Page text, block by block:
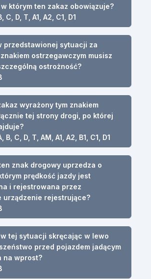
którym ten zakaz obowiązuje?
C, D, T, A1, A2, C1, D1
przedstawionej sytuacji za
ostrzegawczym musisz
ostrożność?
wyrażony tym znakiem
tej strony drogi, po której
C, D, T, AM, A1, A2, B1, C1, D1
znak drogowy uprzedza o
prędkość jazdy jest
i rejestrowana przez
urządzenie rejestrujące?
tej sytuacji skręcając w lewo
przed pojazdem jadącym
na wprost?